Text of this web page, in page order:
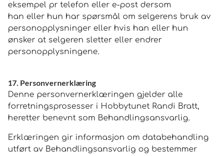
eksempel pr telefon eller e-post dersom
han eller hun har spørsmål om selgerens bruk av
personopplysninger eller hvis han eller hun
ønsker at selgeren sletter eller endrer
personopplysningene.
17. Personvernerklæring
Denne personvernerklæringen gjelder alle
forretningsprosesser i Hobbytunet Randi Bratt,
heretter benevnt som Behandlingsansvarlig.
Erklæringen gir informasjon om databehandling
utført av Behandlingsansvarlig og bestemmer